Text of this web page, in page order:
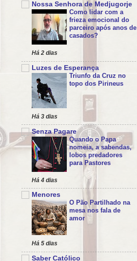
Nossa Senhora de Medjugorje
Como lidar com a
frieza emocional do
parceiro após anos de
casados?
Há 2 dias
Luzes de Esperança
Triunfo da Cruz no
topo dos Pirineus
Há 3 dias
Senza Pagare
Quando o Papa
nomeia, a sabendas,
lobos predadores
para Pastores
Há 4 dias
Menores
O Pão Partilhado na
mesa nos fala de
amor
Há 5 dias
Saber Católico